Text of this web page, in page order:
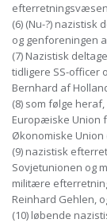
(6) (Nu-?)
og genforeningen
(7) Nazistisk
tidligere SS-officer
Bernhard af
(8) som følge
Europæiske Union
Økonomiske
(9) nazistisk
Sovjetunionen og
militære
Reinhard Gehlen,
(10) løbende